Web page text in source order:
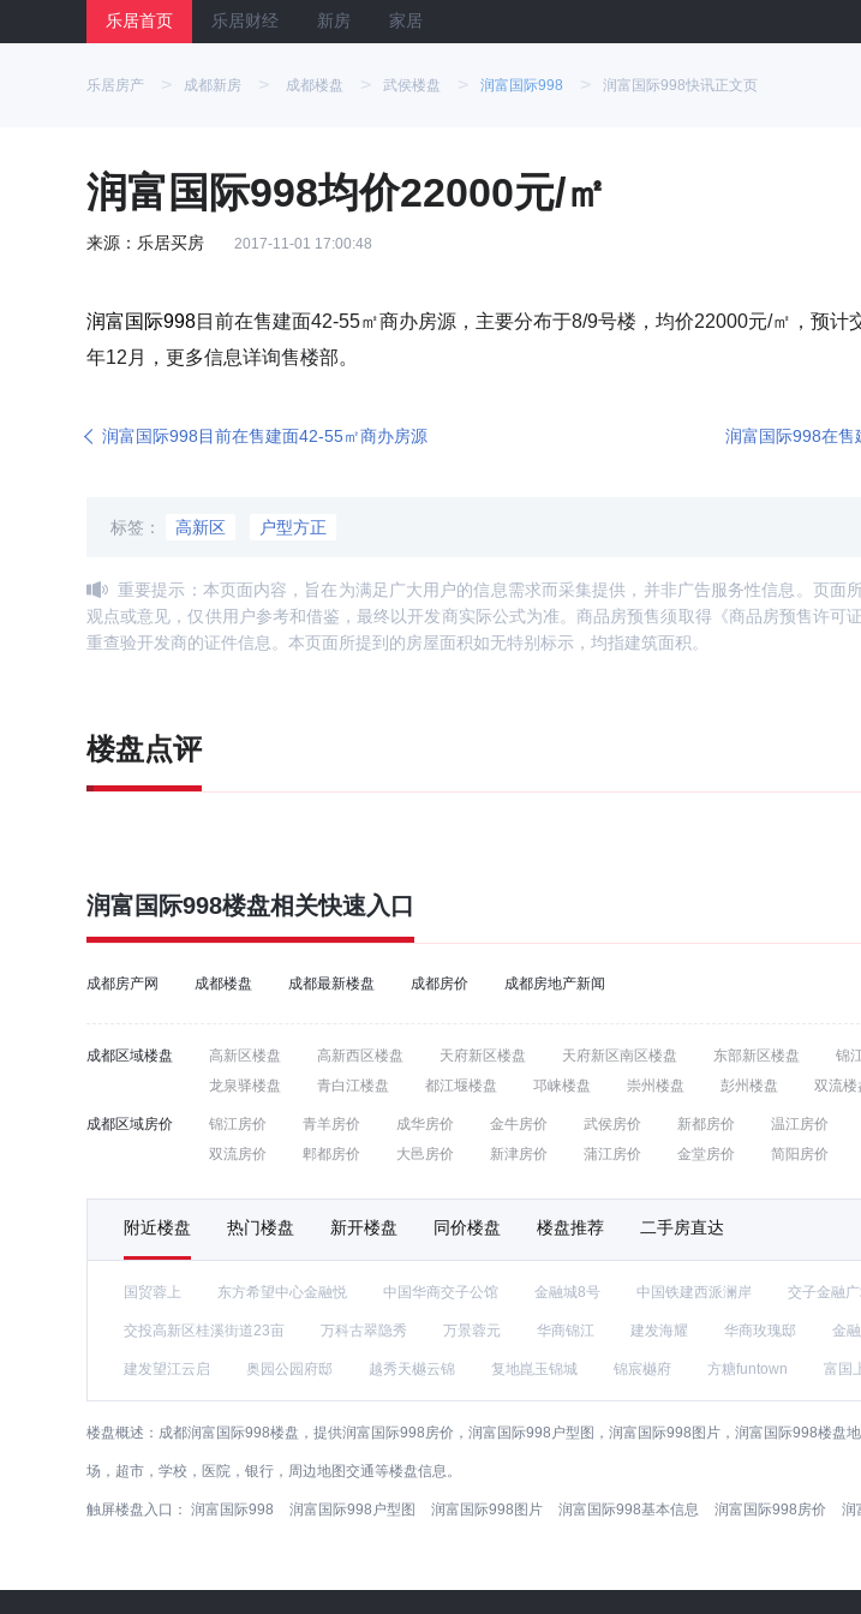
乐居首页 乐居财经 新房 家居
乐居房产 > 成都新房 > 成都楼盘 > 武侯楼盘 > 润富国际998 > 润富国际998快讯正文页
润富国际998均价22000元/㎡
来源：乐居买房 2017-11-01 17:00:48
润富国际998目前在售建面42-55㎡商办房源，主要分布于8/9号楼，均价22000元/㎡，预计
年12月，更多信息详询售楼部。
润富国际998目前在售建面42-55㎡商办房源 润富国际998在
标签： 高新区 户型方正
重要提示：本页面内容，旨在为满足广大用户的信息需求而采集提供，并非广告服务性信息。页面
观点或意见，仅供用户参考和借鉴，最终以开发商实际公式为准。商品房预售须取得《商品房预售许可
重查验开发商的证件信息。本页面所提到的房屋面积如无特别标示，均指建筑面积。
楼盘点评
润富国际998楼盘相关快速入口
成都房产网 成都楼盘 成都最新楼盘 成都房价 成都房地产新闻
成都区域楼盘 高新区楼盘 高新西区楼盘 天府新区楼盘 天府新区南区楼盘 东部新区楼盘 锦
龙泉驿楼盘
青白江楼盘 都江堰楼盘 邛崃楼盘 崇州楼盘 彭州楼盘 双流楼
成都区域房价 锦江房价 青羊房价 成华房价 金牛房价 武侯房价 新都房价 温江房价
双流房价
郫都房价 大邑房价 新津房价 蒲江房价 金堂房价 简阳房价
附近楼盘 热门楼盘 新开楼盘 同价楼盘 楼盘推荐 二手房直达
国贸蓉上 东方希望中心金融悦 中国华商交子公馆 金融城8号 中国铁建西派澜岸 交子金融
交投高新区桂溪街道23亩 万科古翠隐秀 万景蓉元 华商锦江 建发海耀 华商玫瑰邸 金
建发望江云启 奥园公园府邸 越秀天樾云锦 复地崑玉锦城 锦宸樾府 方糖funtown 富国
楼盘概述： 成都润富国际998楼盘，提供润富国际998房价，润富国际998户型图，润富国际998图片，润富国际998楼
场，超市，学校，医院，银行，周边地图交通等楼盘信息。
触屏楼盘入口： 润富国际998 润富国际998户型图 润富国际998图片 润富国际998基本信息 润富国际998房价 润